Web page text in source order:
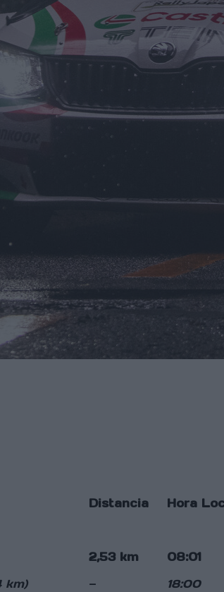
Distancia Hora
2,53 km 08:01
km) — 18:00